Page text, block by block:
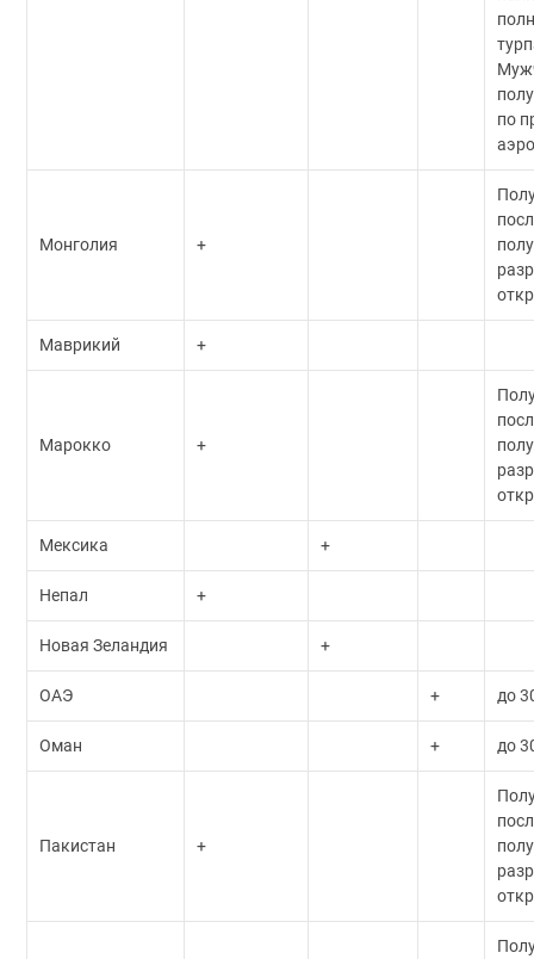
по
Монголия +
Маврикий +
Марокко +
Мексика +
Непал +
Новая Зеландия +
ОАЭ + до
Оман + до
Пакистан +